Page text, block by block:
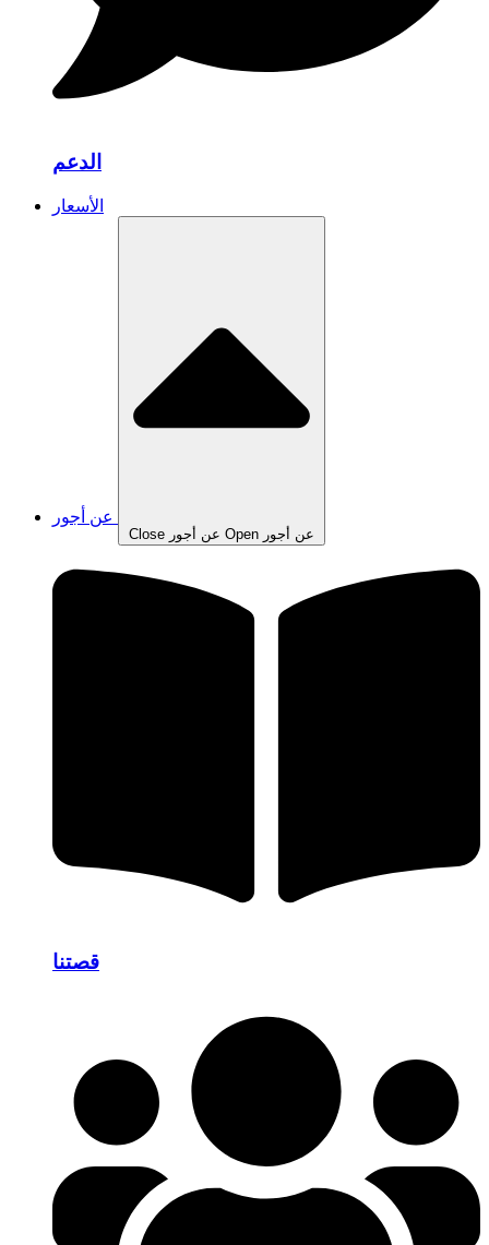
الدعم
الأسعار
Close عن أجور Open عن أجور
قصتنا